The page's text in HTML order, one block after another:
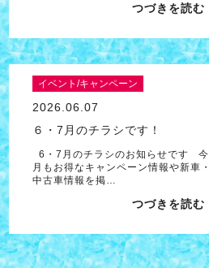
つづきを読む
イベント/キャンペーン
2026.06.07
６・7月のチラシです！
6・7月のチラシのお知らせです 今
月もお得なキャンペーン情報や新車・
中古車情報を掲…
つづきを読む